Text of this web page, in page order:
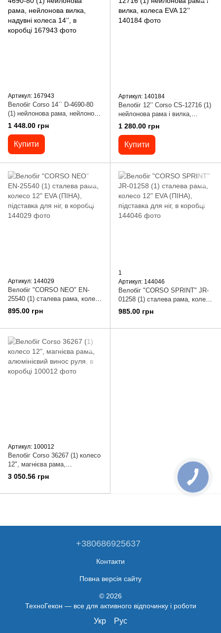
Артикул: 167943
Велобіг Corso 14`` D-4690-80
(1) нейлонова рама, нейлонова
вилка, надувні колеса 14’’, в
1 448.00 грн
Купити
Артикул: 140184
Велобіг 12’’ Corso CS-12716 (1)
нейлонова рама і вилка,
колеса EVA 12’’
1 280.00 грн
Купити
Артикул: 144029
Велобіг "CORSO NEO" EN-
25540 (1) сталева рама, колесо
12" EVA (ПІНА), підставка для
ніг, в коробці
895.00 грн
1
Артикул: 144046
Велобіг "CORSO SPRINT" JR-
01258 (1) сталева рама, колесо
12" EVA (ПІНА), підставка для
ніг, в коробці
985.00 грн
Артикул: 100012
Велобіг Corso 36267 (1) колесо
12", магнієва рама,
алюмінієвий винос руля, в
3 050.56 грн
+380686925637
Контакти
Повна версія сайту
© 2026
ТехноГекон — все для активного відпочинку і роботи
Укр Рус